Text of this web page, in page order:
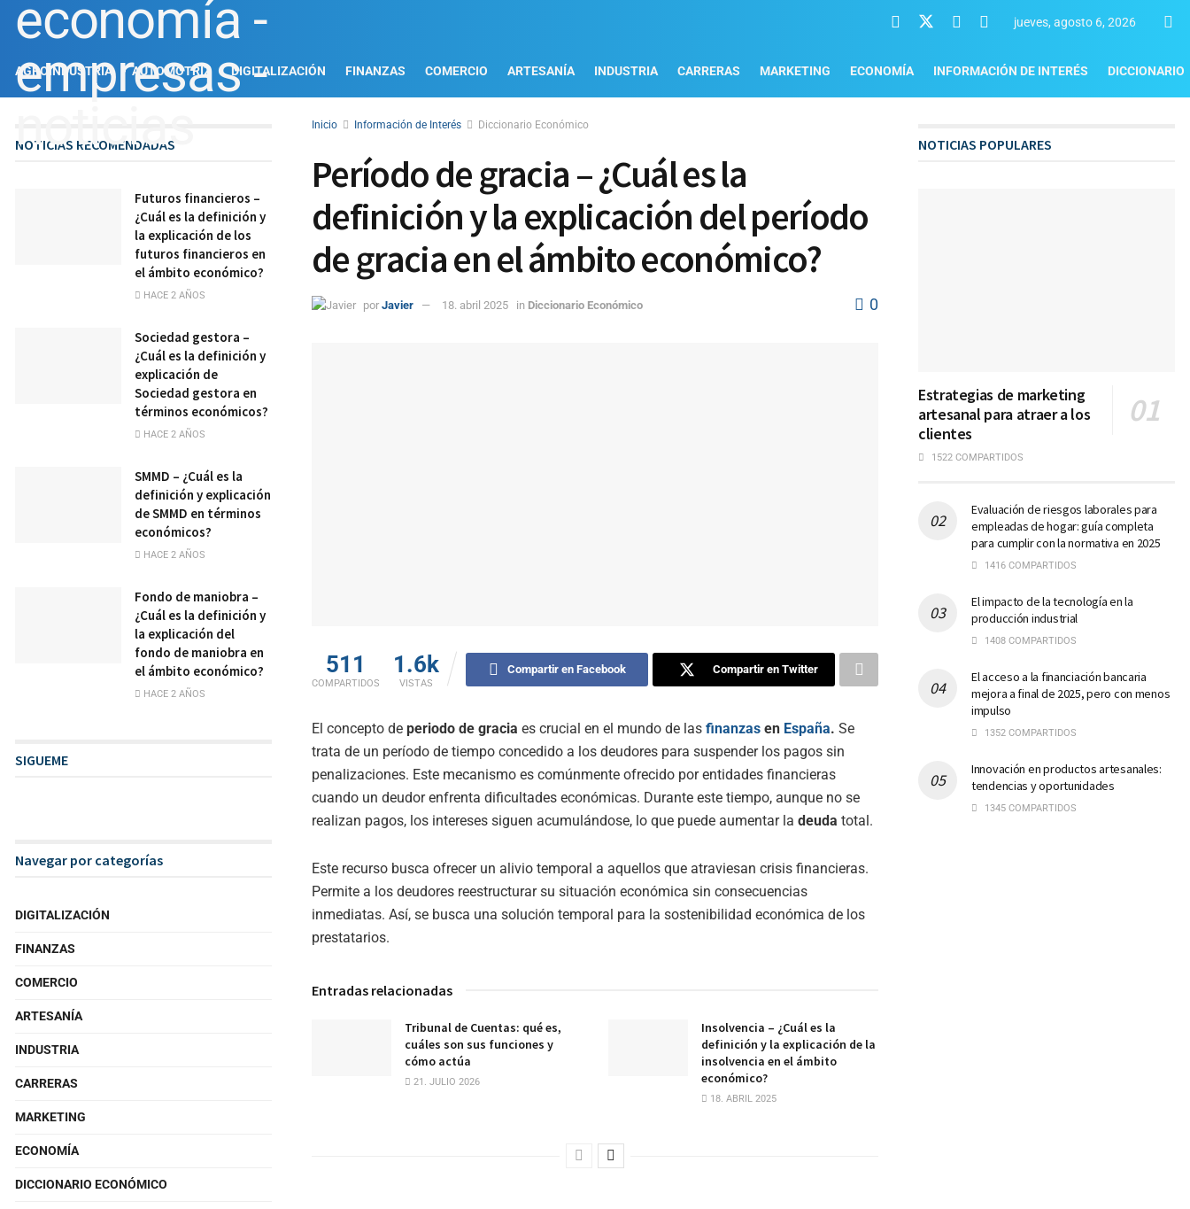
jueves, agosto 6, 2026
AGROINDUSTRIA AUTOMOTRIZ DIGITALIZACIÓN FINANZAS COMERCIO ARTESANÍA INDUSTRIA CARRERAS MARKETING ECONOMÍA INFORMACIÓN DE INTERÉS DICCIONARIO
Inicio Información de Interés Diccionario Económico
Período de gracia – ¿Cuál es la
definición y la explicación del período
de gracia en el ámbito económico?
por Javier 18. abril 2025 in Diccionario Económico 0
511
COMPARTIDOS
1.6k
VISTAS
Compartir en Facebook Compartir en Twitter
El concepto de periodo de gracia es crucial en el mundo de las finanzas en España. Se
trata de un período de tiempo concedido a los deudores para suspender los pagos sin
penalizaciones. Este mecanismo es comúnmente ofrecido por entidades financieras
cuando un deudor enfrenta dificultades económicas. Durante este tiempo, aunque no se
realizan pagos, los intereses siguen acumulándose, lo que puede aumentar la deuda total.
Este recurso busca ofrecer un alivio temporal a aquellos que atraviesan crisis financieras.
Permite a los deudores reestructurar su situación económica sin consecuencias
inmediatas. Así, se busca una solución temporal para la sostenibilidad económica de los
prestatarios.
Entradas relacionadas
Tribunal de Cuentas: qué es,
cuáles son sus funciones y
cómo actúa
21. JULIO 2026
Insolvencia – ¿Cuál es la
definición y la explicación de la
insolvencia en el ámbito
económico?
18. ABRIL 2025
NOTICIAS RECOMENDADAS
Futuros financieros –
¿Cuál es la definición y
la explicación de los
futuros financieros en
el ámbito económico?
HACE 2 AÑOS
Sociedad gestora –
¿Cuál es la definición y
explicación de
Sociedad gestora en
términos económicos?
HACE 2 AÑOS
SMMD – ¿Cuál es la
definición y explicación
de SMMD en términos
económicos?
HACE 2 AÑOS
Fondo de maniobra –
¿Cuál es la definición y
la explicación del
fondo de maniobra en
el ámbito económico?
HACE 2 AÑOS
SIGUEME
Navegar por categorías
DIGITALIZACIÓN
FINANZAS
COMERCIO
ARTESANÍA
INDUSTRIA
CARRERAS
MARKETING
ECONOMÍA
DICCIONARIO ECONÓMICO
NOTICIAS POPULARES
Estrategias de marketing
artesanal para atraer a los
clientes
1522 COMPARTIDOS
Evaluación de riesgos laborales para
empleadas de hogar: guía completa
para cumplir con la normativa en 2025
1416 COMPARTIDOS
El impacto de la tecnología en la
producción industrial
1408 COMPARTIDOS
El acceso a la financiación bancaria
mejora a final de 2025, pero con menos
impulso
1352 COMPARTIDOS
Innovación en productos artesanales:
tendencias y oportunidades
1345 COMPARTIDOS